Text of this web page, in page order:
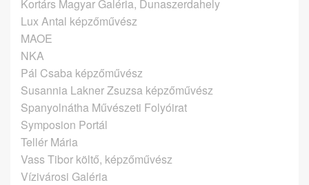
Kortárs Magyar Galéria, Dunaszerdahely
Lux Antal képzőművész
MAOE
NKA
Pál Csaba képzőművész
Susannia Lakner Zsuzsa képzőművész
Spanyolnátha Művészeti Folyóirat
Symposion Portál
Tellér Mária
Vass Tibor költő, képzőművész
Vízivárosi Galéria